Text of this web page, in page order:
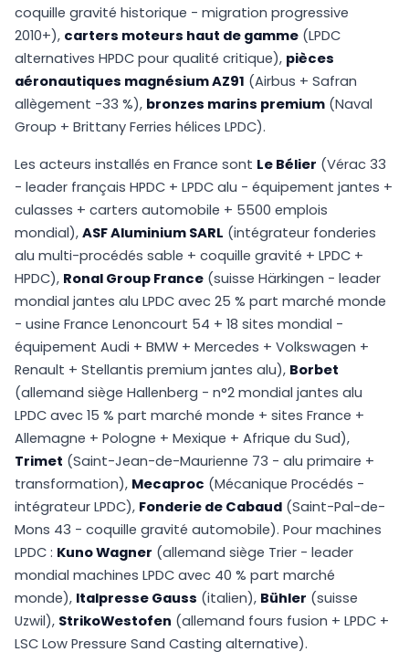
coquille gravité historique - migration progressive
2010+), carters moteurs haut de gamme (LPDC
alternatives HPDC pour qualité critique), pièces
aéronautiques magnésium AZ91 (Airbus + Safran
allègement -33 %), bronzes marins premium (Naval
Group + Brittany Ferries hélices LPDC).
Les acteurs installés en France sont Le Bélier (Vérac 33
- leader français HPDC + LPDC alu - équipement jantes +
culasses + carters automobile + 5500 emplois
mondial), ASF Aluminium SARL (intégrateur fonderies
alu multi-procédés sable + coquille gravité + LPDC +
HPDC), Ronal Group France (suisse Härkingen - leader
mondial jantes alu LPDC avec 25 % part marché monde
- usine France Lenoncourt 54 + 18 sites mondial -
équipement Audi + BMW + Mercedes + Volkswagen +
Renault + Stellantis premium jantes alu), Borbet
(allemand siège Hallenberg - n°2 mondial jantes alu
LPDC avec 15 % part marché monde + sites France +
Allemagne + Pologne + Mexique + Afrique du Sud),
Trimet (Saint-Jean-de-Maurienne 73 - alu primaire +
transformation), Mecaproc (Mécanique Procédés -
intégrateur LPDC), Fonderie de Cabaud (Saint-Pal-de-
Mons 43 - coquille gravité automobile). Pour machines
LPDC : Kuno Wagner (allemand siège Trier - leader
mondial machines LPDC avec 40 % part marché
monde), Italpresse Gauss (italien), Bühler (suisse
Uzwil), StrikoWestofen (allemand fours fusion + LPDC +
LSC Low Pressure Sand Casting alternative).